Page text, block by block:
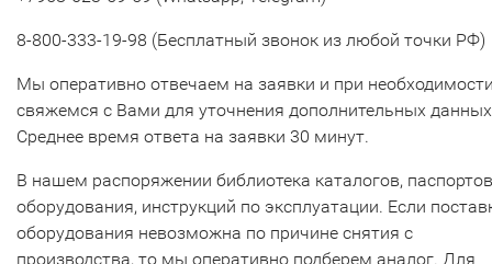
8-800-333-19-98 (Бесплатный звонок из любой точки РФ)
Мы оперативно отвечаем на заявки и при
свяжемся с Вами для уточнения дополнительных
Среднее время ответа на заявки 30 минут.
В нашем распоряжении библиотека каталогов, паспортов
оборудования, инструкций по эксплуатации. Если
оборудования невозможна по причине снятия с
производства, то мы оперативно подберем аналог. Для